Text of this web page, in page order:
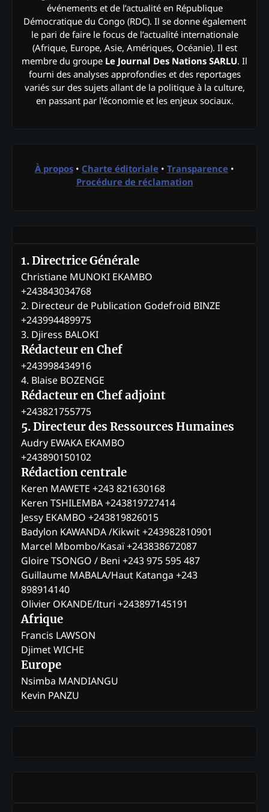
événements et de l’actualité en République
Démocratique du Congo (RDC). Il se donne également
le pari de faire le focus de l’actualité internationale
(Afrique, Europe, Asie, Amériques, Océanie). Il est
membre du groupe Le Journal Des Nations SARLU. Il
fourni des analyses approfondies et des reportages
variés sur des sujets allant de la politique à la culture,
en passant par l'économie et les enjeux sociaux.
À propos • Charte éditoriale • Transparence •
Procédure de réclamation
1. Directrice Générale
Christiane MUNOKI EKAMBO
+243843034768
2. Directeur de Publication Godefroid BINZE
+243994489975
3. Djiress BALOKI
Rédacteur en Chef
+243998434916
4. Blaise BOZENGE
Rédacteur en Chef adjoint
+243821755775
5. Directeur des Ressources Humaines
Audry EWAKA EKAMBO
+243890150102
Rédaction centrale
Keren MAWETE +243 821630168
Keren TSHILEMBA +243819727414
Jessy EKAMBO +243819826015
Badylon KAWANDA /Kikwit +243982810901
Marcel Mbombo/Kasaï +243838672087
Gloire TSONGO / Beni +243 975 595 487
Guillaume MABALA/Haut Katanga +243
898914140
Olivier OKANDE/Ituri +243897145191
Afrique
Francis LAWSON
Djimet WICHE
Europe
Nsimba MANDIANGU
Kevin PANZU